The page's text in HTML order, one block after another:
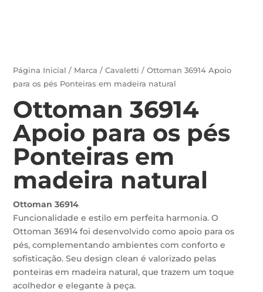
Página Inicial / Marca /Cavaletti / Ottoman 36914 Apoio
para os pés Ponteiras em madeira natural
Ottoman 36914
Apoio para os pés
Ponteiras em
madeira natural
Ottoman 36914
Funcionalidade e estilo em perfeita harmonia. O
Ottoman 36914 foi desenvolvido como apoio para os
pés, complementando ambientes com conforto e
sofisticação. Seu design clean é valorizado pelas
ponteiras em madeira natural, que trazem um toque
acolhedor e elegante à peça.